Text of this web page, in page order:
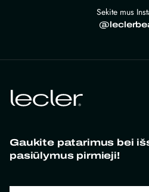
Sekite mus
Gaukite patarimus bei
pasiūlymus pirmieji!